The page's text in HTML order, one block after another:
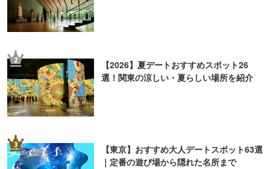
2
【2026】夏デートおすすめスポット26
選！関東の涼しい・夏らしい場所を紹介
3
【東京】おすすめ大人デートスポット63選
｜定番の遊び場から隠れた名所まで